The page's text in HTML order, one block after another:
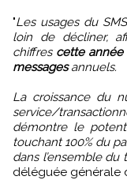
"Les usages du
loin de décliner,
chiffres cette année
messagesannuels.
La croissance du
service/
démontre le
touchant 100% du
dans l’ensemble du
déléguée générale